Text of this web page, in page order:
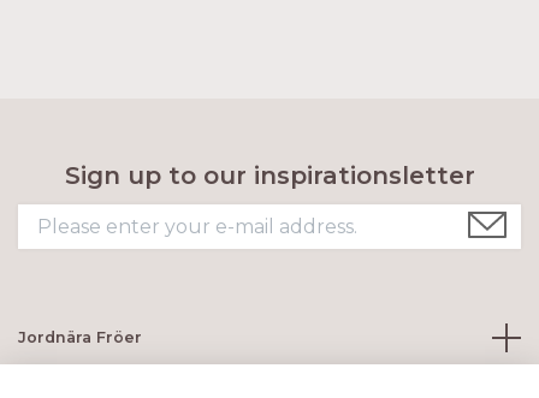
Sign up to our inspirationsletter
Jordnära Fröer